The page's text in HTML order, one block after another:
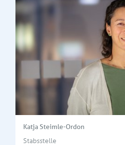
Katja Steimle-Ordon
Stabsstelle